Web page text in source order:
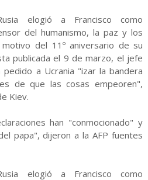
elogió a Francisco como
del humanismo, la paz y los
del 11º aniversario de su
publicada el 9 de marzo, el jefe
pedido a Ucrania "izar la bandera
de que las cosas empeoren",
Kiev.
han "conmocionado" y
papa", dijeron a la AFP fuentes
elogió a Francisco como